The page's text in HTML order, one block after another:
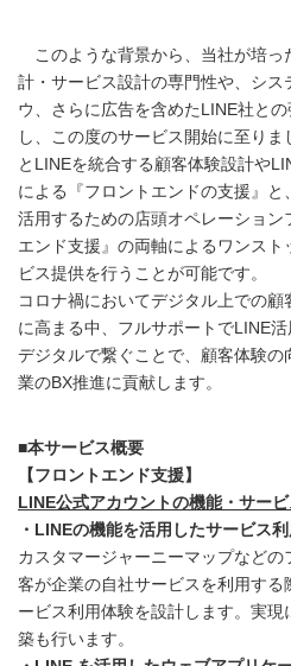
このような背景から、当社が培っ
計・サービス設計の専門性や、シス
ウ、さらに広告を含めたLINE社と
し、この度のサービス開始に至り
とLINEを統合する顧客体験設計や
による『フロントエンドの支援』
活用するための店頭オペレーション
エンド支援』の両軸によるワンス
ビス提供を行うことが可能です。
コロナ禍においてデジタル上での
に高まる中、フルサポートでLINE
デジタルで繋ぐことで、顧客体験の
業のBX推進に貢献します。
■本サービス概要
【フロントエンド支援】
LINE公式アカウントの機能・サー
・LINEの機能を活用したサービス
カスタマージャーニーマップなど
客が企業の自社サービスを利用す
ービス利用体験を設計します。実
築も行います。